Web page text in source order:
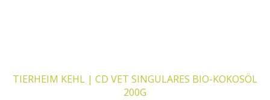
TIERHEIM KEHL | CD VET SINGULARES BIO-KOKOSÖL
200G